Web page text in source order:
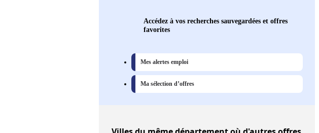
Accédez à vos recherches sauvegardées et offres
favorites
Mes alertes emploi
Ma sélection d’offres